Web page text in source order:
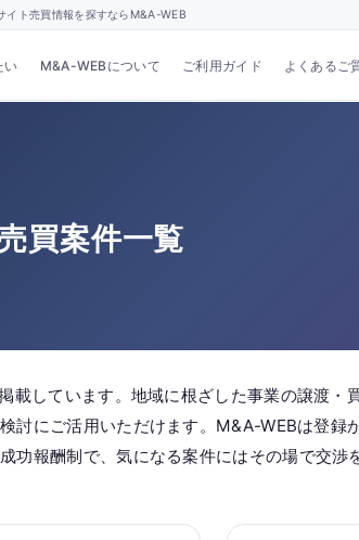
イト売買情報を探すならM&A-WEB
い M&A-WEBについて ご利用ガイド よくあるご
買案件一覧
載しています。地域に根ざした事業の譲渡・
討にご活用いただけます。M&A-WEBは登録
功報酬制で、気になる案件にはその場で交渉